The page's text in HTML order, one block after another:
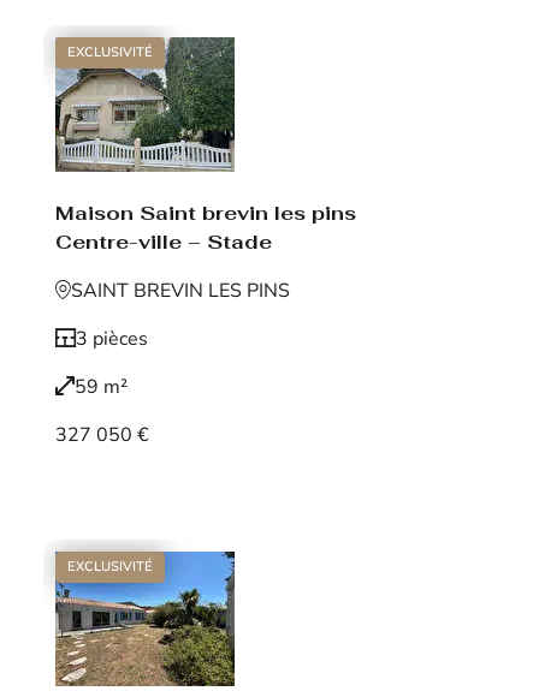
EXCLUSIVITÉ
Maison Saint brevin les pins
Centre-ville – Stade
SAINT BREVIN LES PINS
3 pièces
59 m²
327 050 €
EXCLUSIVITÉ